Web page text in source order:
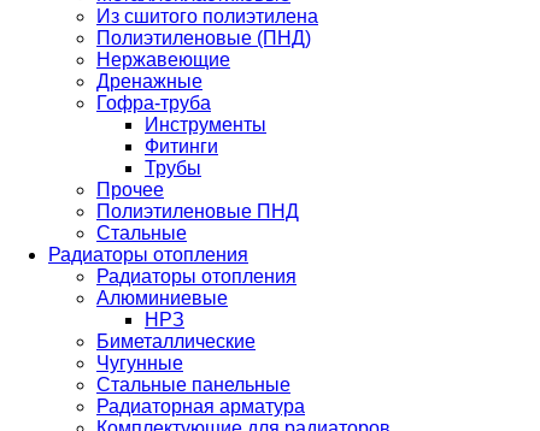
Из сшитого полиэтилена
Полиэтиленовые (ПНД)
Нержавеющие
Дренажные
Гофра-труба
Инструменты
Фитинги
Трубы
Прочее
Полиэтиленовые ПНД
Стальные
Радиаторы отопления
Радиаторы отопления
Алюминиевые
НРЗ
Биметаллические
Чугунные
Стальные панельные
Радиаторная арматура